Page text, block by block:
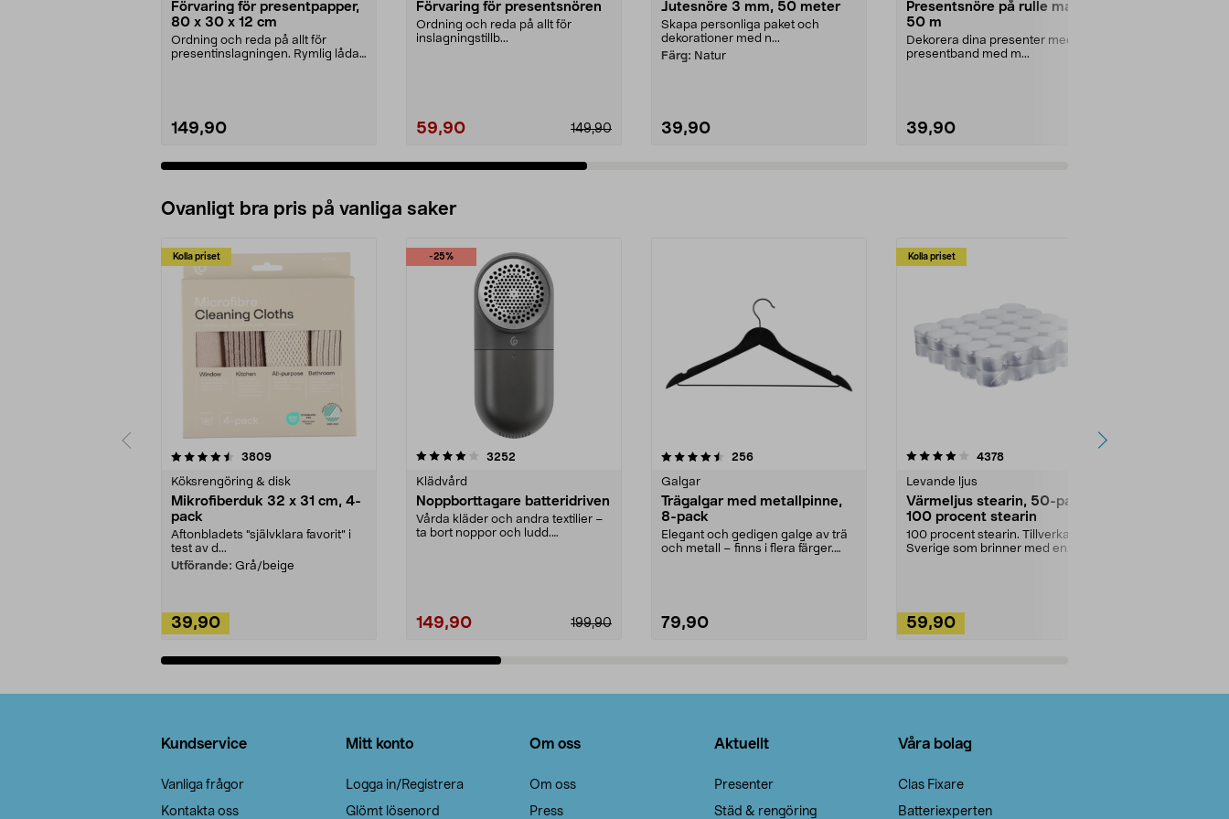
Förvaring för presentpapper,
80 x 30 x 12 cm
Ordning och reda på allt för
presentinslagningen. Rymlig låda
149,90
Förvaring för presentsnören
Ordning och reda på allt för
inslagningstillb...
59,90 149,90
Jutesnöre 3 mm, 50 meter
Skapa personliga paket och
dekorationer med n...
Färg: Natur
39,90
Presentsnöre på rulle matt
50 m
Dekorera dina presenter med
presentband med m...
39,90
Ovanligt bra pris på vanliga saker
Kolla priset
3809recensioner
Köksrengöring & disk
Mikrofiberduk 32 x 31 cm, 4-
pack
Aftonbladets "självklara favorit” i
test av d...
Utförande: Grå/beige
39,90
-25%
4.0av 5 stjärnor 3252
Klädvård
Noppborttagare batteridriven
Vårda kläder och andra textilier –
ta bort noppor och ludd.
199,90
149,90
4.5av 5 stjärnor 256recensioner
Galgar
Trägalgar med metallpinne,
8-pack
Elegant och gedigen galge av trä
och metall – finns i flera färger.
79,90
Kolla priset
4.0av 5 stjärnor 4378recensioner
Levande ljus
Värmeljus stearin, 50-pack,
100 procent stearin
100 procent stearin. Tillverkade i
Sverige som brinner med en
59,90
4.5av 5 stjärnor
Kundservice
Vanliga frågor
Kontakta oss
Mitt konto
Logga in/Registrera
Glömt lösenord
Om oss
Om oss
Press
Aktuellt
Presenter
Städ & rengöring
Våra bolag
Clas Fixare
Batteriexperten